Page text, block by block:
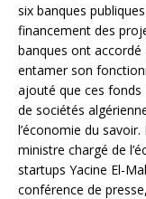
six banques
financement des
banques ont accordé
entamer son
ajouté que ces fonds
de sociétés
l’économie du
ministre chargé de
startups Yacine El-
conférence de